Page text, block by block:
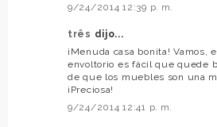
9/24/2014 12:39 p. m.
três dijo...
¡Menuda casa bonita! Vamos,
envoltorio es fácil que quede
de que los muebles son una
¡Preciosa!
9/24/2014 12:41 p. m.